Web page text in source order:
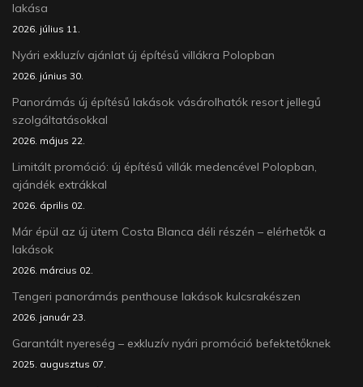
lakása
2026. július 11.
Nyári exkluzív ajánlat új építésű villákra Polopban
2026. június 30.
Panorámás új építésű lakások vásárolhatók resort jellegű
szolgáltatásokkal
2026. május 22.
Limitált promóció: új építésű villák medencével Polopban,
ajándék extrákkal
2026. április 02.
Már épül az új ütem Costa Blanca déli részén – elérhetők a
lakások
2026. március 02.
Tengeri panorámás penthouse lakások kulcsrakészen
2026. január 23.
Garantált nyereség – exkluzív nyári promóció befektetőknek
2025. augusztus 07.